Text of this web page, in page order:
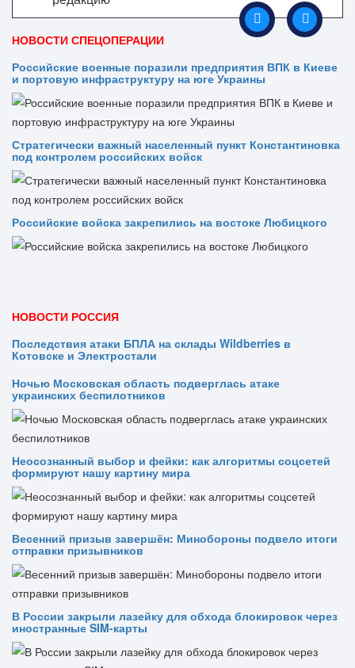
НОВОСТИ СПЕЦОПЕРАЦИИ
Российские военные поразили предприятия ВПК в Киеве
и портовую инфраструктуру на юге Украины
Стратегически важный населенный пункт Константиновка
под контролем российских войск
Российские войска закрепились на востоке Любицкого
НОВОСТИ РОССИЯ
Последствия атаки БПЛА на склады Wildberries в
Котовске и Электростали
Ночью Московская область подверглась атаке
украинских беспилотников
Неосознанный выбор и фейки: как алгоритмы соцсетей
формируют нашу картину мира
Весенний призыв завершён: Минобороны подвело итоги
отправки призывников
В России закрыли лазейку для обхода блокировок через
иностранные SIM-карты